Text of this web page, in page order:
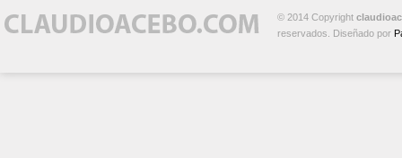
© 2014 Copyright
reservados. Diseñado por